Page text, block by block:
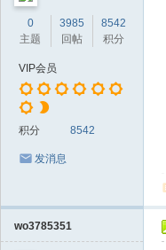
0
主题
3985
回帖
8542
积分
VIP会员
积分 8542
发消息
wo3785351